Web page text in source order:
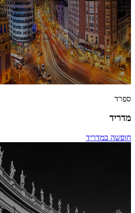
ספרד
מדריד
חופשה במדריד